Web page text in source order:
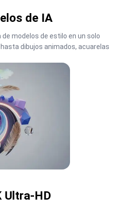
de IA
modelos de estilo en un solo
dibujos animados, acuarelas
Ultra-HD